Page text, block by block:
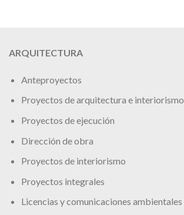
ARQUITECTURA
Anteproyectos
Proyectos de arquitectura e interiorismo
Proyectos de ejecución
Dirección de obra
Proyectos de interiorismo
Proyectos integrales
Licencias y comunicaciones ambientales